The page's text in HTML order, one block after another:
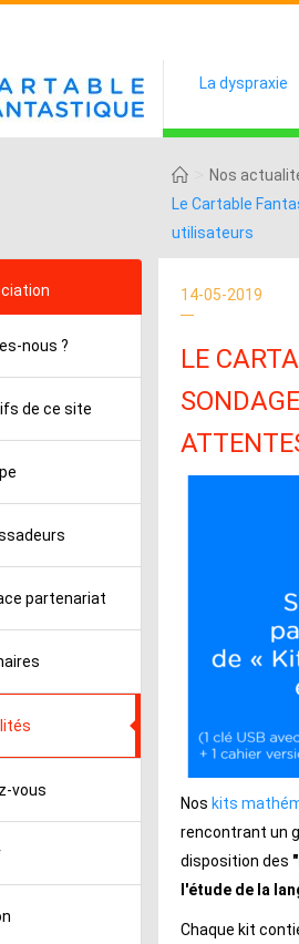
La dyspraxie
Nos
Le Cartable
utilisateurs
nous ?
de ce site
partenariat
vous
14-05-2019
LE
Nos kits
rencontrant un
disposition des
l'étude de la
Chaque kit